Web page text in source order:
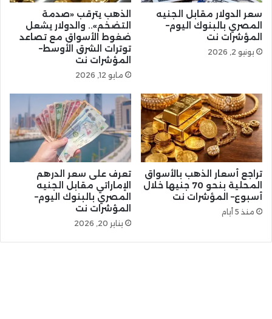
سعر الدولار مقابل الجنيه
المصري بالبنوك اليوم–
المؤشرات نت
يونيو 2, 2026
الذهب يترقب «صدمة
التضخم».. والدولار يشعل
ضغوط الأسواق مع تصاعد
توترات الشرق الأوسط–
المؤشرات نت
مايو 12, 2026
تراجع أسعار الذهب بالأسواق
المحلية بنحو 70 جنيها خلال
أسبوع– المؤشرات نت
منذ 5 أيام
تعرف على سعر الدرهم
الإماراتي مقابل الجنيه
المصري بالبنوك اليوم–
المؤشرات نت
يناير 20, 2026